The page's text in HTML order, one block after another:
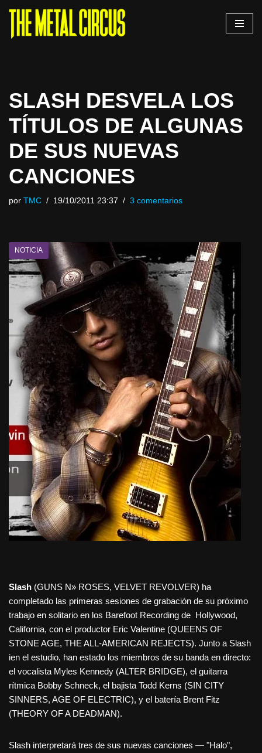
Saltar
SLASH DESVELA LOS
TÍTULOS DE ALGUNAS
DE SUS NUEVAS
CANCIONES
por TMC 19/10/2011 23:37 3 comentarios
NOTICIA
Slash (GUNS N» ROSES, VELVET REVOLVER) ha
completado las primeras sesiones de grabación de su próximo
trabajo en solitario en los Barefoot Recording de Hollywood,
California, con el productor Eric Valentine (QUEENS OF
STONE AGE, THE ALL-AMERICAN REJECTS). Junto a Slash
ien el estudio, han estado los miembros de su banda en directo:
el vocalista Myles Kennedy (ALTER BRIDGE), el guitarra
rítmica Bobby Schneck, el bajista Todd Kerns (SIN CITY
SINNERS, AGE OF ELECTRIC), y el batería Brent Fitz
(THEORY OF A DEADMAN).
Slash interpretará tres de sus nuevas canciones — "Halo",